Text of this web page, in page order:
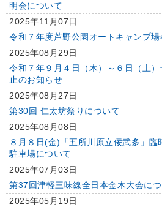
明会について
2025年11月07日
令和７年度芦野公園オートキャンプ
2025年08月29日
令和７年９月４日（木）～６日（土
止のお知らせ
2025年08月27日
第30回 仁太坊祭りについて
2025年08月08日
８月８日(金)「五所川原立佞武多」
駐車場について
2025年07月03日
第37回津軽三味線全日本金木大会に
2025年05月19日